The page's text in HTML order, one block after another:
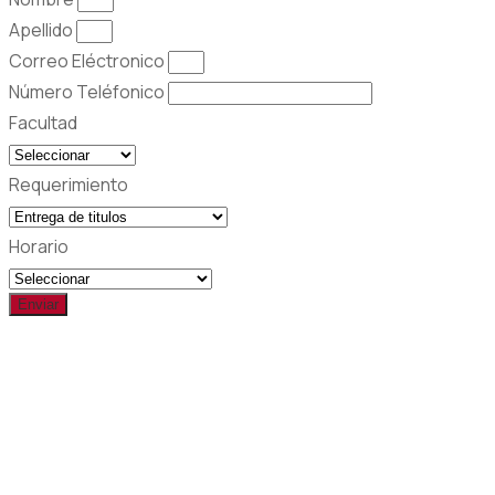
Apellido
Correo Eléctronico
Número Teléfonico
Facultad
Requerimiento
Horario
Enviar